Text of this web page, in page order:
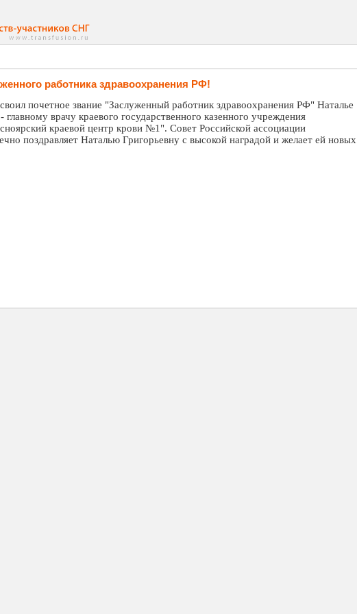
работника здравоохранения РФ!
почетное звание "Заслуженный работник здравоохранения РФ" Наталье
врачу краевого государственного казенного учреждения
краевой центр крови №1". Совет Российской ассоциации
поздравляет Наталью Григорьевну с высокой наградой и желает ей новых